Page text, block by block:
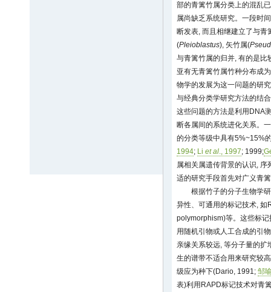
部的青篱竹属分类上的混乱
属尚缺乏系统研究。一段时
断发表, 而且相继建立了与
(Pleioblastus), 矢竹属(
与青篱竹属的归并, 有的是比
亚有无青篱竹属竹种分布成
物学的发展为这一问题的研
与经典分类学研究方法的结
这些问题的方法是利用DNA
断各属间的系统进化关系。
的分类等级中具有5%~15%
1994; Li et al., 1997; 1999;
属相关属遗传背景的认识,
适的研究手段首先对广义青
根据竹子的分子生物学
异性、可通用的标记技术,
polymorphism)等。这些标
用随机引物或人工合成的引
亲缘关系较远, 等分子量的扩
生的谱带不适合用来研究较
级应为种下(Dario, 1991; 邹
表)利用RAPD标记技术对青